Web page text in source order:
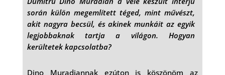
során külön megemlített téged, mint művészt,
akit nagyra becsül, és akinek munkáit az egyik
legjobbaknak tartja a világon. Hogyan
kerültetek kapcsolatba?
Dino Muradiannak ezúton is köszönöm az